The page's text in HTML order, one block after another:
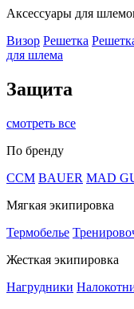
Аксессуары для
Визор Решетка
для шлема
Защита
смотреть все
По бренду
CCM BAUER MAD
Мягкая экипировка
Термобелье
Жесткая экипировка
Нагрудники